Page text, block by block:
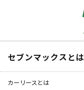
セブンマックスとは
カーリースとは